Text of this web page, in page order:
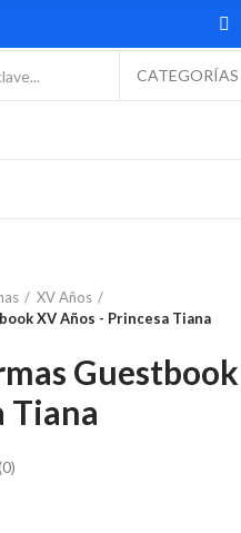
CATEGORÍAS
XV Años
XV Años - Princesa Tiana
Tiana
0)